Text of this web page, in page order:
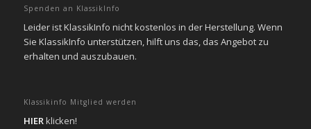
Spenden an KlassikInfo
Leider ist KlassikInfo nicht kostenlos in der Herstellung. Wenn
Sie KlassikInfo unterstützen, hilft uns das, das Angebot zu
erhalten und auszubauen.
Klassikinfo Mitglied werden
HIERklicken!